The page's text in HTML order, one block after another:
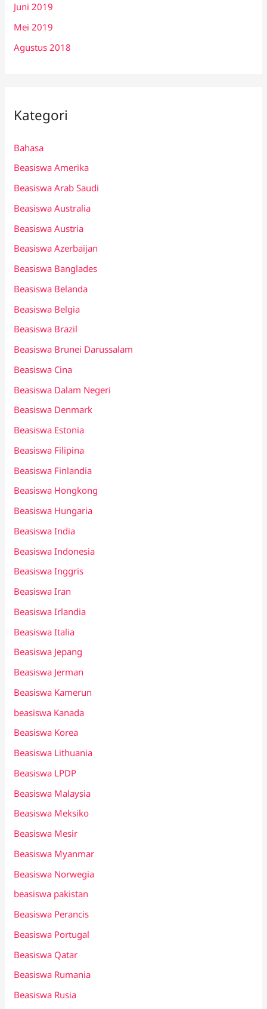
Juni 2019
Mei 2019
Agustus 2018
Kategori
Bahasa
Beasiswa Amerika
Beasiswa Arab Saudi
Beasiswa Australia
Beasiswa Austria
Beasiswa Azerbaijan
Beasiswa Banglades
Beasiswa Belanda
Beasiswa Belgia
Beasiswa Brazil
Beasiswa Brunei Darussalam
Beasiswa Cina
Beasiswa Dalam Negeri
Beasiswa Denmark
Beasiswa Estonia
Beasiswa Filipina
Beasiswa Finlandia
Beasiswa Hongkong
Beasiswa Hungaria
Beasiswa India
Beasiswa Indonesia
Beasiswa Inggris
Beasiswa Iran
Beasiswa Irlandia
Beasiswa Italia
Beasiswa Jepang
Beasiswa Jerman
Beasiswa Kamerun
beasiswa Kanada
Beasiswa Korea
Beasiswa Lithuania
Beasiswa LPDP
Beasiswa Malaysia
Beasiswa Meksiko
Beasiswa Mesir
Beasiswa Myanmar
Beasiswa Norwegia
beasiswa pakistan
Beasiswa Perancis
Beasiswa Portugal
Beasiswa Qatar
Beasiswa Rumania
Beasiswa Rusia